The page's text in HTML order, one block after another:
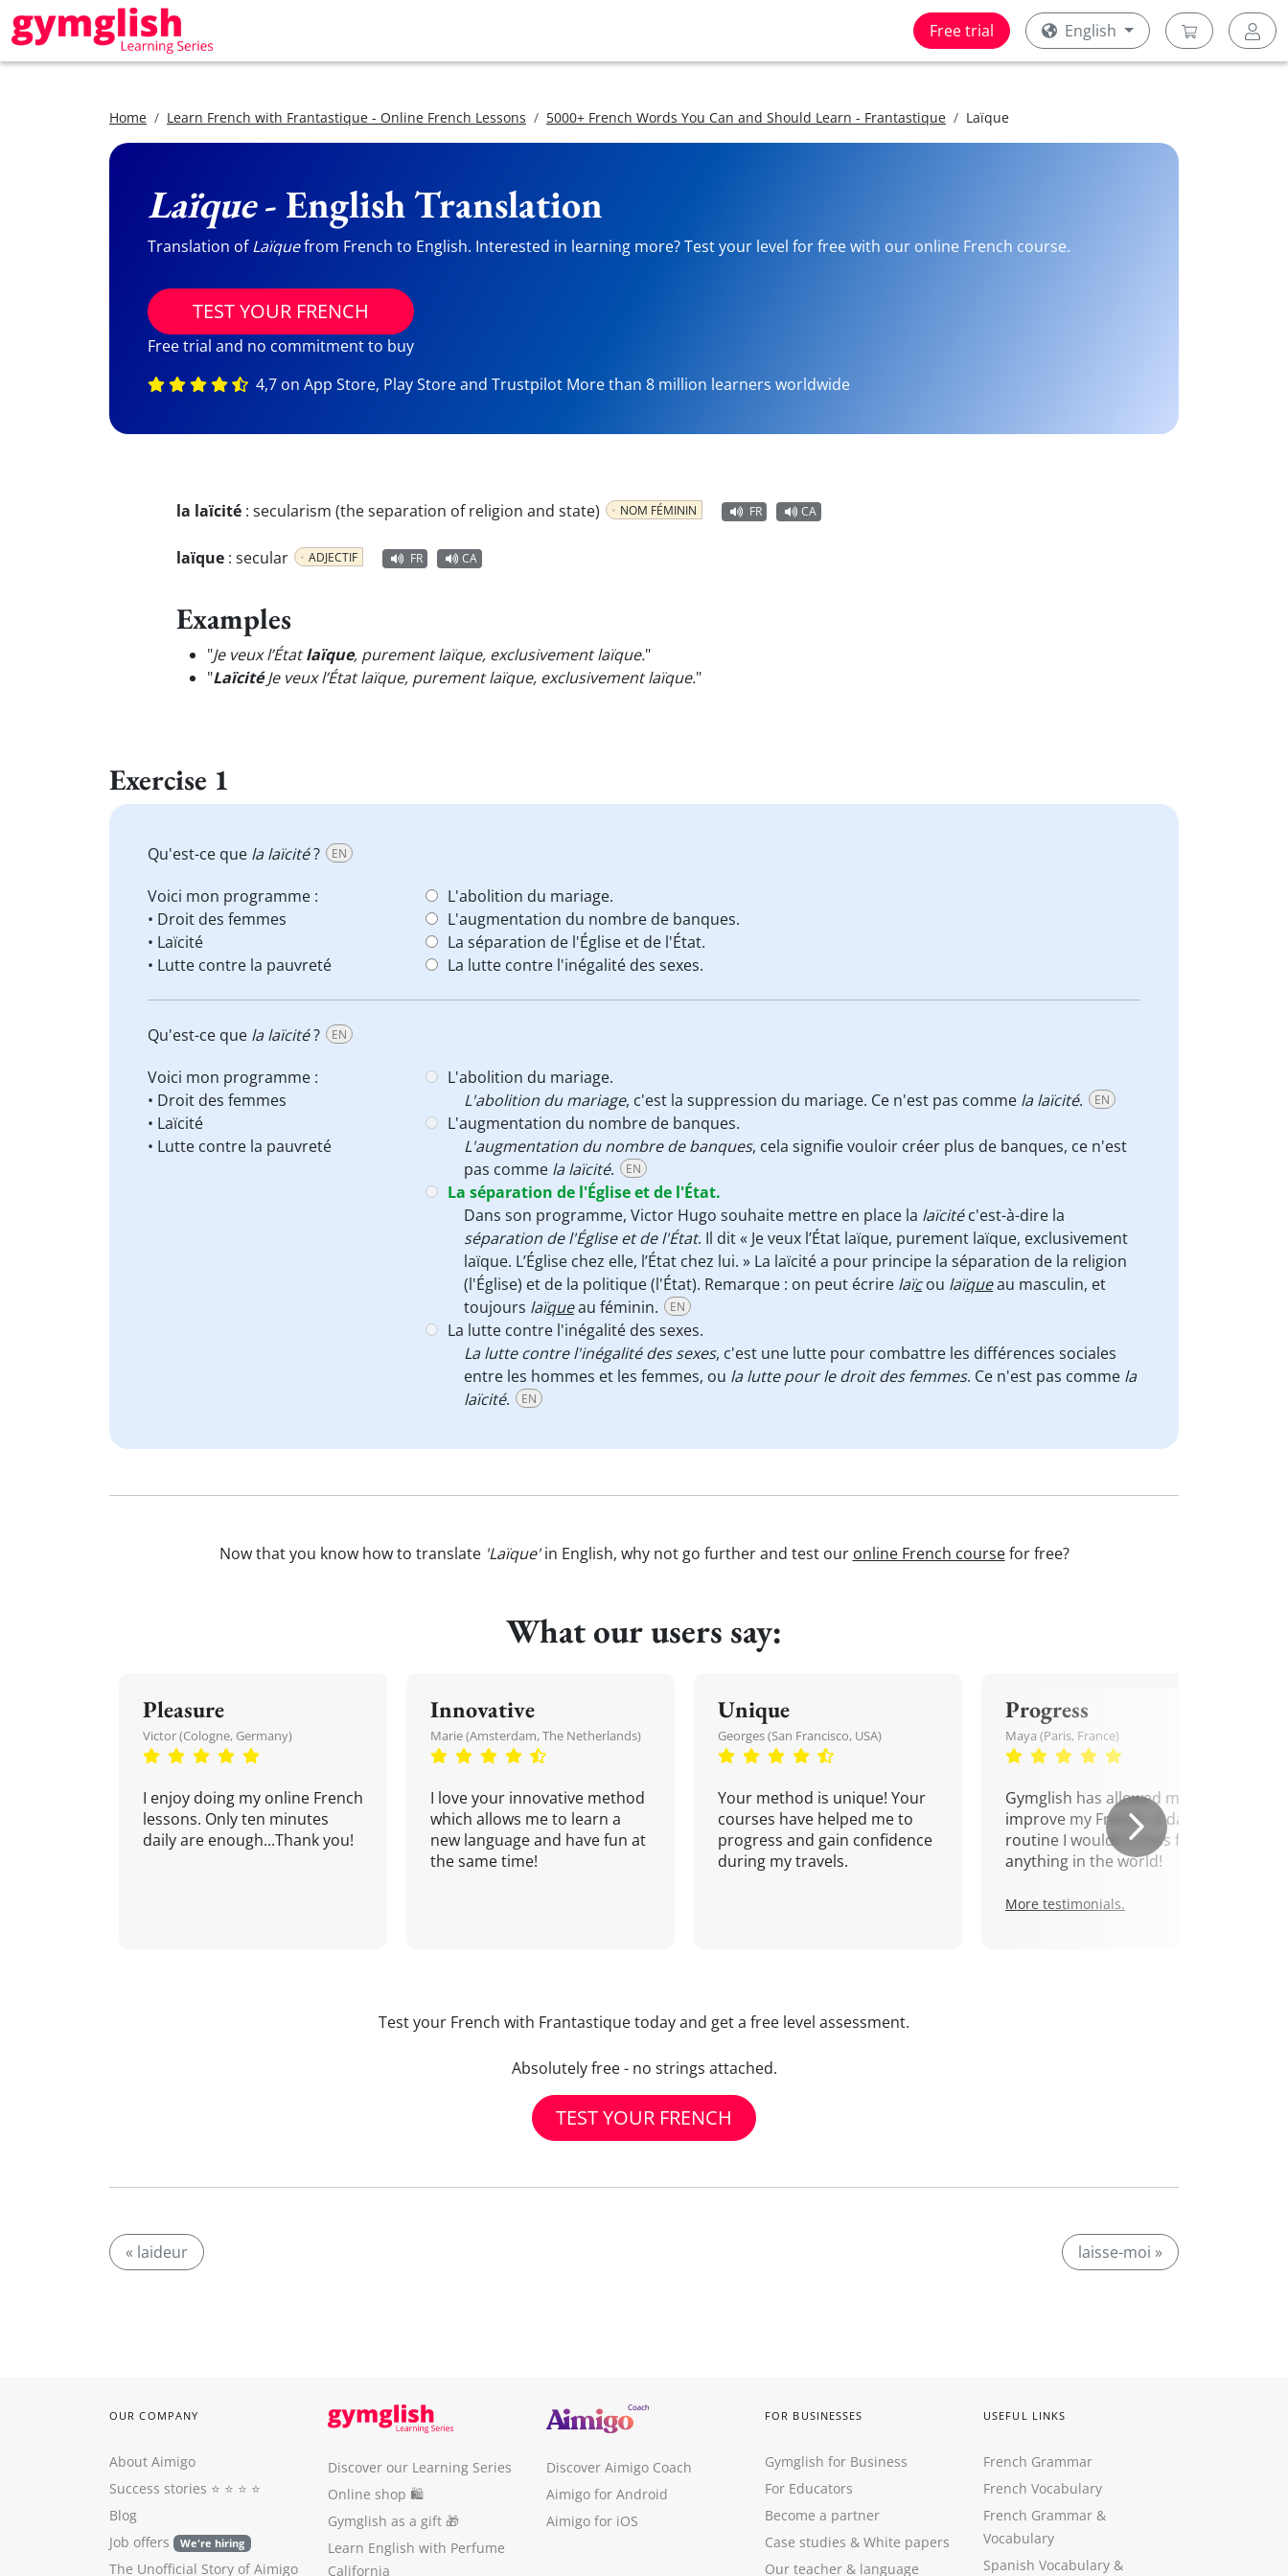
Free trial English
Home Learn French with Frantastique - Online French Lessons 5000+ French Words You Can and Should Learn - Frantastique Laïque
Laïque- English Translation
Translation ofLaïquefrom French to English. Interested in learning more? Test your level for free with our online French course.
TEST YOUR FRENCH
Free trial and no commitment to buy
4,7 on App Store, Play Store and Trustpilot More than 8 million learners worldwide
la laïcité : secularism (the separation of religion and state) NOM FÉMININ FR CA
laïque : secular ADJECTIF FR CA
Examples
"Je veux l’Étatlaïque, purement laïque, exclusivement laïque."
"LaïcitéJe veux l’État laïque, purement laïque, exclusivement laïque."
Exercise 1
Qu'est-ce que la laïcité? EN
Voici mon programme :
• Droit des femmes
• Laïcité
• Lutte contre la pauvreté
L'abolition du mariage.
L'augmentation du nombre de banques.
La séparation de l'Église et de l'État.
La lutte contre l'inégalité des sexes.
Qu'est-ce que la laïcité? EN
Voici mon programme :
• Droit des femmes
• Laïcité
• Lutte contre la pauvreté
L'abolition du mariage.
L'abolition du mariage, c'est la suppression du mariage. Ce n'est pas comme la laïcité. EN
L'augmentation du nombre de banques.
L'augmentation du nombre de banques, cela signifie vouloir créer plus de banques, ce n'est
pas comme la laïcité. EN
La séparation de l'Église et de l'État.
Dans son programme, Victor Hugo souhaite mettre en place la laïcitéc'est-à-dire la
séparation de l'Église et de l'État. Il dit « Je veux l’État laïque, purement laïque, exclusivement
laïque. L’Église chez elle, l’État chez lui. » La laïcité a pour principe la séparation de la religion
(l'Église) et de la politique (l'État). Remarque : on peut écrire laïcou laïqueau masculin, et
toujours laïqueau féminin. EN
La lutte contre l'inégalité des sexes.
La lutte contre l'inégalité des sexes, c'est une lutte pour combattre les différences sociales
entre les hommes et les femmes, ou la lutte pour le droit des femmes. Ce n'est pas comme la
laïcité. EN
Now that you know how to translate 'Laïque'in English, why not go further and test our online French coursefor free?
What our users say:
Pleasure
Victor (Cologne, Germany)
I enjoy doing my online French
lessons. Only ten minutes
daily are enough...Thank you!
Innovative
Marie (Amsterdam, The Netherlands)
I love your innovative method
which allows me to learn a
new language and have fun at
the same time!
Unique
Georges (San Francisco, USA)
Your method is unique! Your
courses have helped me to
progress and gain confidence
during my travels.
Progress
Maya (Paris, France)
Gymglish has allowed me to
improve my French. A daily
routine I wouldn't miss for
anything in the world!
More testimonials.
Test your French with Frantastique today and get a free level assessment.
Absolutely free - no strings attached.
TEST YOUR FRENCH
« laideur laisse-moi »
OUR COMPANY
About Aimigo
Success stories ⭐️ ⭐️ ⭐️ ⭐️
Blog
Job offers
We're hiring
The Unofficial Story of Aimigo
Discover our Learning Series
Online shop 🛍
Gymglish as a gift 🎁
Learn English with Perfume
California
Discover Aimigo Coach
Aimigo for Android
Aimigo for iOS
FOR BUSINESSES
Gymglish for Business
For Educators
Become a partner
Case studies & White papers
Our teacher & language
USEFUL LINKS
French Grammar
French Vocabulary
French Grammar &
Vocabulary
Spanish Vocabulary &